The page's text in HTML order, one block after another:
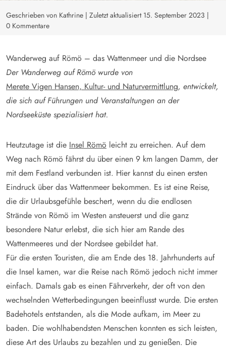
Geschrieben von Kathrine | Zuletzt aktualisiert 15. September 2023 |
0 Kommentare
Wanderweg auf Römö – das Wattenmeer und die Nordsee
Der Wanderweg auf Römö wurde von
Merete Vigen Hansen, Kultur- und Naturvermittlung, entwickelt,
die sich auf Führungen und Veranstaltungen an der
Nordseeküste spezialisiert hat.
Heutzutage ist die Insel Römö leicht zu erreichen. Auf dem
Weg nach Römö fährst du über einen 9 km langen Damm, der
mit dem Festland verbunden ist. Hier kannst du einen ersten
Eindruck über das Wattenmeer bekommen. Es ist eine Reise,
die dir Urlaubsgefühle beschert, wenn du die endlosen
Strände von Römö im Westen ansteuerst und die ganz
besondere Natur erlebst, die sich hier am Rande des
Wattenmeeres und der Nordsee gebildet hat.
Für die ersten Touristen, die am Ende des 18. Jahrhunderts auf
die Insel kamen, war die Reise nach Römö jedoch nicht immer
einfach. Damals gab es einen Fährverkehr, der oft von den
wechselnden Wetterbedingungen beeinflusst wurde. Die ersten
Badehotels entstanden, als die Mode aufkam, im Meer zu
baden. Die wohlhabendsten Menschen konnten es sich leisten,
diese Art des Urlaubs zu bezahlen und zu genießen. Die